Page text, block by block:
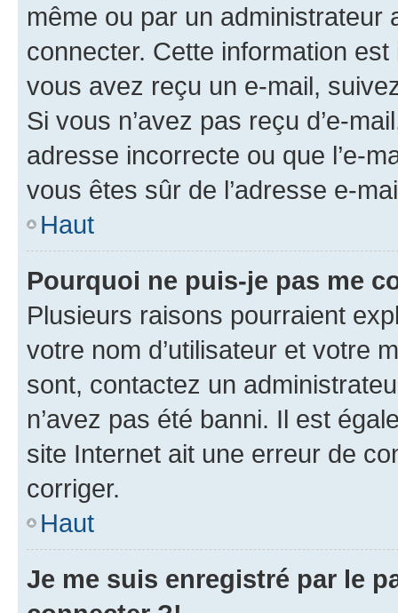
même ou par un
connecter. Cette information
vous avez reçu un e-mail,
Si vous n’avez pas reçu d’e-
adresse incorrecte ou que l’e-
vous êtes sûr de l’adresse e-
Haut
Pourquoi ne puis-je pas me
Plusieurs raisons pourraient
votre nom d’utilisateur et votre
sont, contactez un
n’avez pas été banni. Il est
site Internet ait une erreur de
corriger.
Haut
Je me suis enregistré par le